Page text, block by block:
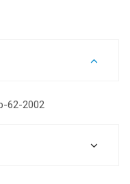
62-2002